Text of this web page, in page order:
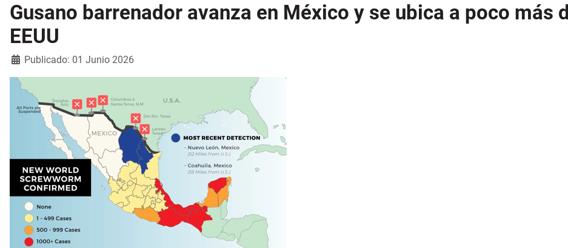
Gusano barrenador avanza en México y se ubica a poco más
EEUU
Detalles
Publicado: 01 Junio 2026